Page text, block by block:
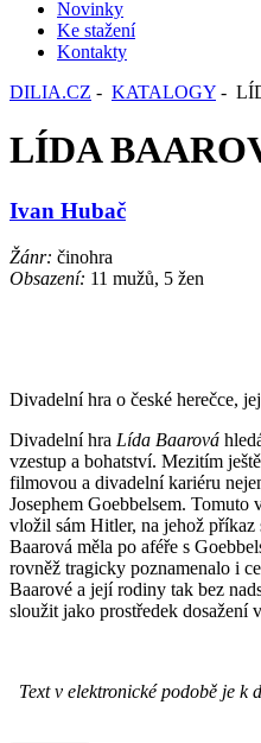
Novinky
Ke stažení
Kontakty
DILIA.CZ - KATALOGY -
LÍDA
Ivan Hubač
Žánr: činohra
Obsazení: 11 mužů, 5 žen
Divadelní hra o české herečce,
Divadelní hra Lída Baarová
vzestup a bohatství. Mezitím
filmovou a divadelní kariéru
Josephem Goebbelsem.
vložil sám Hitler, na jehož příkaz
Baarová měla po aféře s
rovněž tragicky poznamenalo i
Baarové a její rodiny tak bez
sloužit jako prostředek dosažení
Text v elektronické podobě je k